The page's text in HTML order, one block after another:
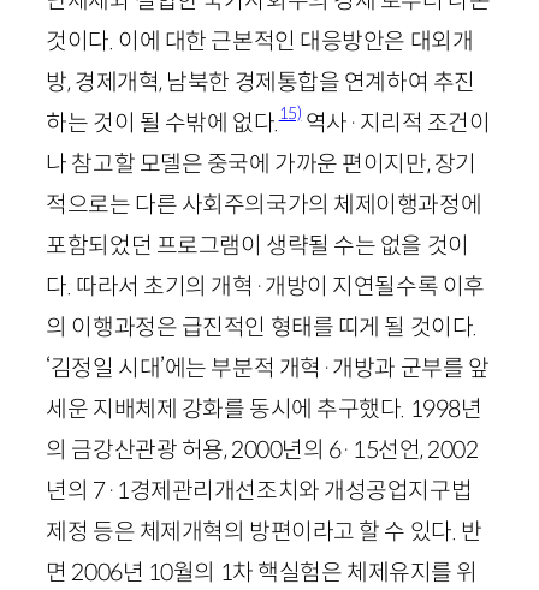
것이다. 이에 대한 근본적인 대응방안은 대외개
방, 경제개혁, 남북한 경제통합을 연계하여 추진
하는 것이 될 수밖에 없다.15)역사·지리적 조건이
나 참고할 모델은 중국에 가까운 편이지만, 장기
적으로는 다른 사회주의국가의 체제이행과정에
포함되었던 프로그램이 생략될 수는 없을 것이
다. 따라서 초기의 개혁·개방이 지연될수록 이후
의 이행과정은 급진적인 형태를 띠게 될 것이다.
‘김정일 시대’에는 부분적 개혁·개방과 군부를 앞
세운 지배체제 강화를 동시에 추구했다. 1998년
의 금강산관광 허용,2000년의 6· 15선언,2002
년의 7· 1경제관리개선조치와 개성공업지구법
제정 등은 체제개혁의 방편이라고 할 수 있다. 반
면 2006년 10월의 1차 핵실험은 체제유지를 위